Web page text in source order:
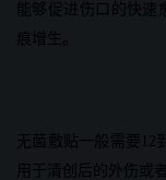
能够促进伤口的快速
痕增生。
无菌敷贴一般需要12
用于清创后的外伤或